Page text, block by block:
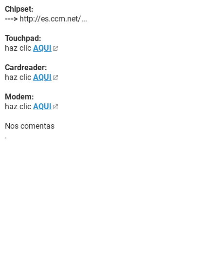
Chipset:
---> http://es.ccm.net/...
Touchpad:
haz clic AQUI
Cardreader:
haz clic AQUI
Modem:
haz clic AQUI
Nos comentas
.